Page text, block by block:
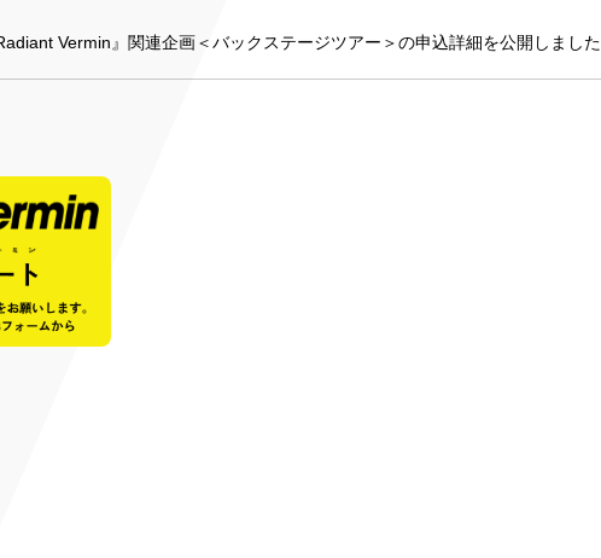
Vermin』関連企画＜バックステージツアー＞の申込詳細を公開しました